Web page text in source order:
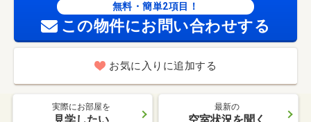
無料・簡単2項目！
この物件にお問い合わせする
お気に入りに追加する
実際にお部屋を 最新の